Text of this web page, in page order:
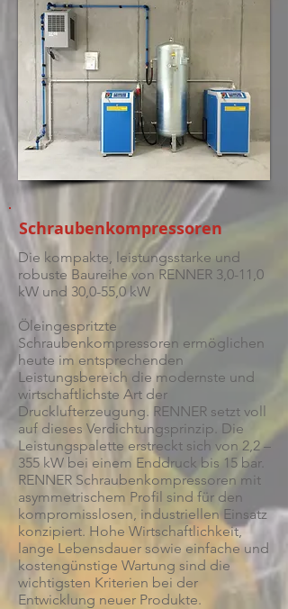
Schraubenkompressoren
Die kompakte, leistungsstarke und
robuste Baureihe von RENNER 3,0-11,0
kW und 30,0-55,0 kW
Öleingespritzte
Schraubenkompressoren ermöglichen
heute im entsprechenden
Leistungsbereich die modernste und
wirtschaftlichste Art der
Drucklufterzeugung. RENNER setzt voll
auf dieses Verdichtungsprinzip. Die
Leistungspalette erstreckt sich von 2,2 –
355 kW bei einem Enddruck bis 15 bar.
RENNER Schraubenkompressoren mit
asymmetrischem Profil sind für den
kompromisslosen, industriellen Einsatz
konzipiert. Hohe Wirtschaftlichkeit,
lange Lebensdauer sowie einfache und
kostengünstige Wartung sind die
wichtigsten Kriterien bei der
Entwicklung neuer Produkte.